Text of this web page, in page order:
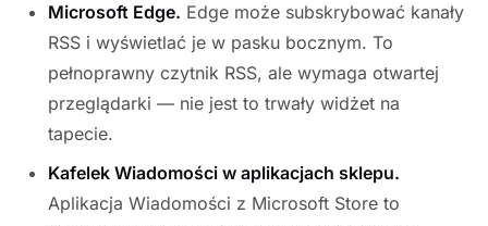
Microsoft Edge. Edge może subskrybować kanały
RSS i wyświetlać je w pasku bocznym. To
pełnoprawny czytnik RSS, ale wymaga otwartej
przeglądarki — nie jest to trwały widżet na
tapecie.
Kafelek Wiadomości w aplikacjach sklepu.
Aplikacja Wiadomości z Microsoft Store to